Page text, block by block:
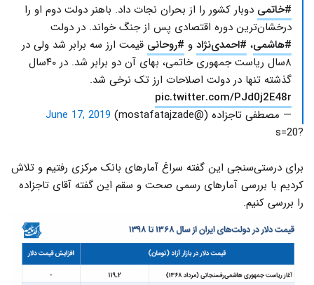
#خاتمی دوبار کشور را از بحران‌ نجات داد. باهنر دولت دوم او را
درخشان‌ترین دوره اقتصادی پس از جنگ خواند. در دولت
#هاشمی، #احمدی‌نژاد و #روحانی قیمت ارز سه برابر شد ولی در
۸سال ریاست جمهوری خاتمی، بهای آن دو برابر شد. در ۴۰سال
گذشته تنها در دولت اصلاحات ارز تک نرخی شد.
pic.twitter.com/PJd0j2E48r
— مصطفی تاجزاده (@mostafatajzade)
June 17, 2019
?s=20
برای درستی‌سنجی این گفته سراغ آمارهای بانک مرکزی رفتیم و تلاش
کردیم با بررسی آمارهای رسمی صحت و سقم این گفته آقای تاجزاده
را بررسی کنیم.